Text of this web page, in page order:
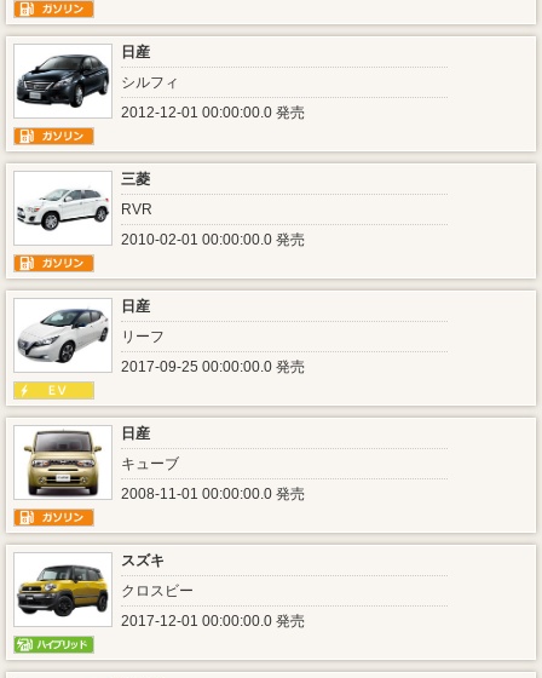
日産
シルフィ
2012-12-01 00:00:00.0 発売
三菱
RVR
2010-02-01 00:00:00.0 発売
日産
リーフ
2017-09-25 00:00:00.0 発売
日産
キューブ
2008-11-01 00:00:00.0 発売
スズキ
クロスビー
2017-12-01 00:00:00.0 発売